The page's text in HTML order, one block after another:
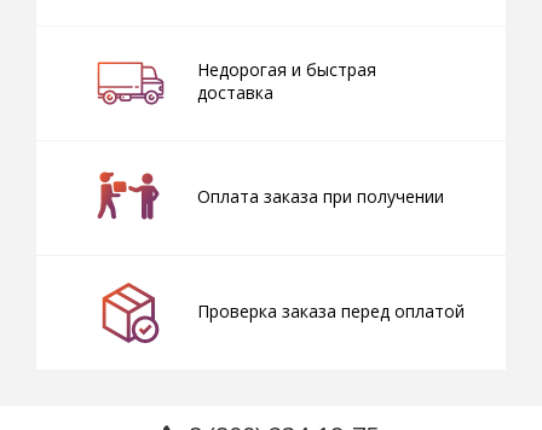
Недорогая и быстрая
доставка
Оплата заказа при получении
Проверка заказа перед оплатой